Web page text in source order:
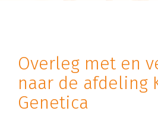
Overleg met en
naar de afdeling
Genetica